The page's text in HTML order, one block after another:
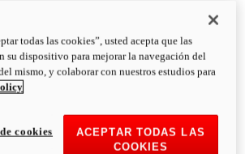
V4
126 NmTorque
223 kg
PESO HÚMEDO SIN
todas las cookies”, usted acepta que las
su dispositivo para mejorar la navegación del
mismo, y colaborar con nuestros estudios para
ACEPTAR TODAS LAS
COOKIES
cookies